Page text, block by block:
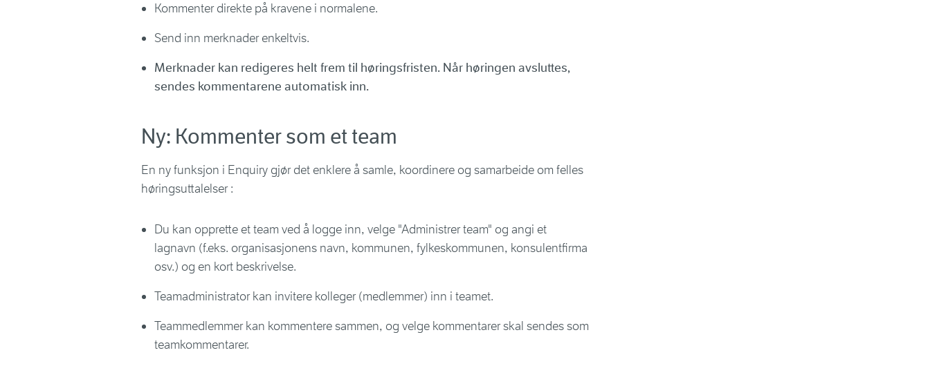
Kommenter direkte på kravene i normalene.
Send inn merknader enkeltvis.
Merknader kan redigeres helt frem til høringsfristen. Når høringen avsluttes,
sendes kommentarene automatisk inn.
Ny: Kommenter som et team
En ny funksjon i Enquiry gjør det enklere å samle, koordinere og samarbeide om felles
høringsuttalelser :
Du kan opprette et team ved å logge inn, velge "Administrer team" og angi et
lagnavn (f.eks. organisasjonens navn, kommunen, fylkeskommunen, konsulentfirma
osv.) og en kort beskrivelse.
Teamadministrator kan invitere kolleger (medlemmer) inn i teamet.
Teammedlemmer kan kommentere sammen, og velge kommentarer skal sendes som
teamkommentarer.